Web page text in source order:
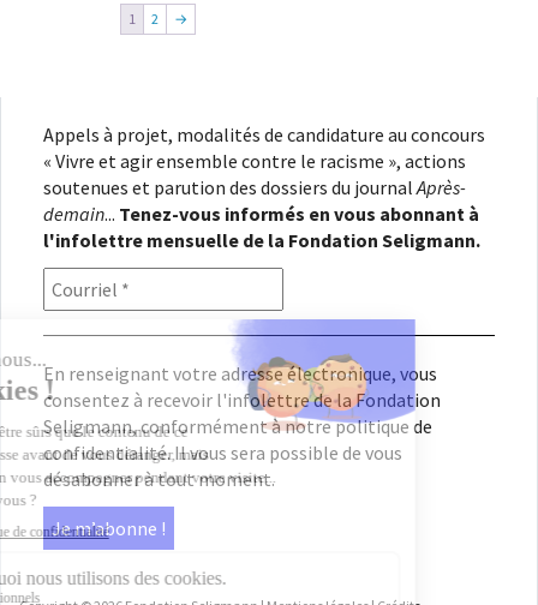
1 2 →
Appels à projet, modalités de candidature au concours
« Vivre et agir ensemble contre le racisme », actions
soutenues et parution des dossiers du journalAprès-
demain... Tenez-vous informés en vous abonnant à
l'infolettre mensuelle de la Fondation Seligmann.
En renseignant votre adresse électronique, vous
consentez à recevoir l'infolettre de la Fondation
Seligmann, conformément à notrepolitique de
confidentialité. Il vous sera possible de vous
désabonner à tout moment.